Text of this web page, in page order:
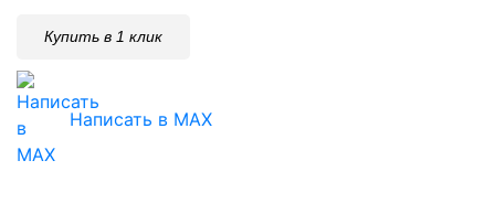
Купить в 1 клик
Написать в MAX